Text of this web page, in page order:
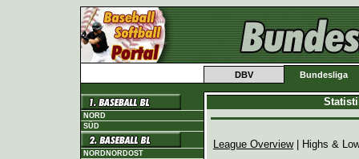
DBV Bundesliga
NORD
SÜD
NORDNORDOST
League Overview| Highs &